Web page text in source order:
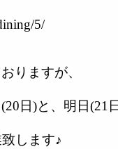
5/
りますが、
日)と、明日(21
します♪